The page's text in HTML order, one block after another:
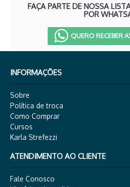
FAÇA PARTE DE NOSSA
POR
QUERO RECEBER
INFORMAÇÕES
Sobre
Política de troca
Como Comprar
Cursos
Karla Strefezzi
ATENDIMENTO AO CLIENTE
Fale Conosco